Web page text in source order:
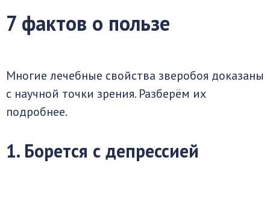
7 фактов о пользе
Многие лечебные свойства зверобоя доказаны
с научной точки зрения. Разберём их
подробнее.
1. Борется с депрессией